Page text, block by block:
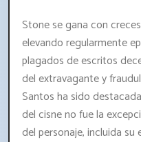
Stone se gana con
elevando regularmente
plagados de escritos
del extravagante y
Santos ha sido
del cisne no fue la
del personaje, incluida